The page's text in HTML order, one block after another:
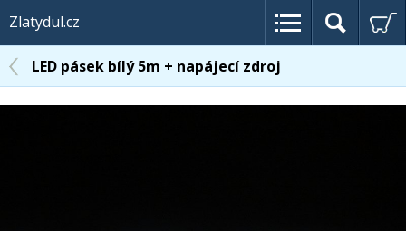
Zlatydul.cz
LED pásek bílý 5m + napájecí zdroj